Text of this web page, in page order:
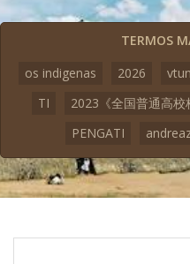
TERMOS
os indigenas
2026
TI
2023《全国普通高
PENGATI